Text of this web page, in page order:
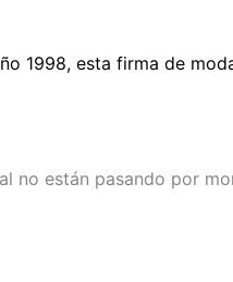
1998, esta firma de
no están pasando por